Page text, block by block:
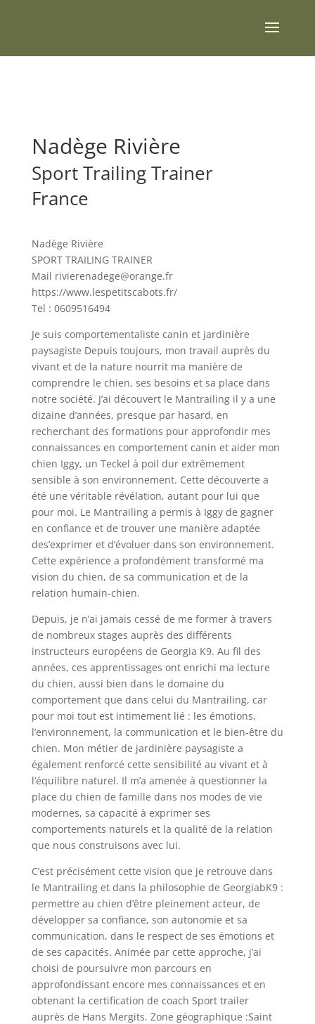
Nadège Rivière
Sport Trailing Trainer
France
Nadège Rivière
SPORT TRAILING TRAINER
Mail rivierenadege@orange.fr
https://www.lespetitscabots.fr/
Tel : 0609516494
Je suis comportementaliste canin et jardinière
paysagiste Depuis toujours, mon travail auprès du
vivant et de la nature nourrit ma manière de
comprendre le chien, ses besoins et sa place dans
notre société. J’ai découvert le Mantrailing il y a une
dizaine d’années, presque par hasard, en
recherchant des formations pour approfondir mes
connaissances en comportement canin et aider mon
chien Iggy, un Teckel à poil dur extrêmement
sensible à son environnement. Cette découverte a
été une véritable révélation, autant pour lui que
pour moi. Le Mantrailing a permis à Iggy de gagner
en confiance et de trouver une manière adaptée
des’exprimer et d’évoluer dans son environnement.
Cette expérience a profondément transformé ma
vision du chien, de sa communication et de la
relation humain-chien.
Depuis, je n’ai jamais cessé de me former à travers
de nombreux stages auprès des différents
instructeurs européens de Georgia K9. Au fil des
années, ces apprentissages ont enrichi ma lecture
du chien, aussi bien dans le domaine du
comportement que dans celui du Mantrailing, car
pour moi tout est intimement lié : les émotions,
l’environnement, la communication et le bien-être du
chien. Mon métier de jardinière paysagiste a
également renforcé cette sensibilité au vivant et à
l’équilibre naturel. Il m’a amenée à questionner la
place du chien de famille dans nos modes de vie
modernes, sa capacité à exprimer ses
comportements naturels et la qualité de la relation
que nous construisons avec lui.
C’est précisément cette vision que je retrouve dans
le Mantrailing et dans la philosophie de GeorgiabK9 :
permettre au chien d’être pleinement acteur, de
développer sa confiance, son autonomie et sa
communication, dans le respect de ses émotions et
de ses capacités. Animée par cette approche, j’ai
choisi de poursuivre mon parcours en
approfondissant encore mes connaissances et en
obtenant la certification de coach Sport trailer
auprès de Hans Mergits. Zone géographique :Saint